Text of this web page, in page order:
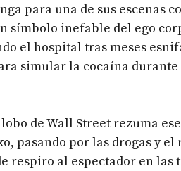
para una de sus escenas
símbolo inefable del ego
el hospital tras meses
simular la cocaína
de Wall Street rezuma
pasando por las drogas y
respiro al espectador en